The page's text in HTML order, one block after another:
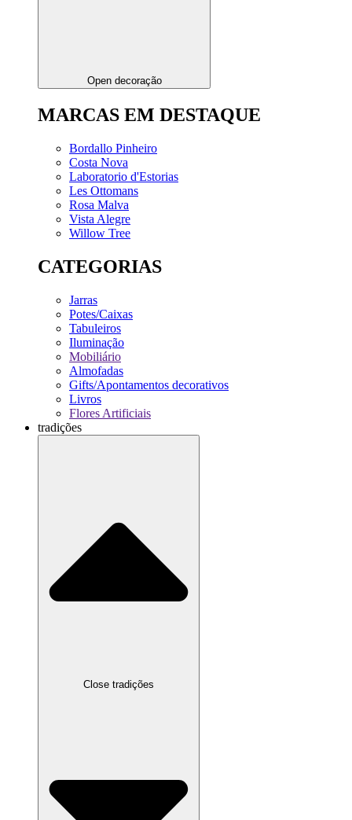
Open decoração
MARCAS EM DESTAQUE
Bordallo Pinheiro
Costa Nova
Laboratorio d'Estorias
Les Ottomans
Rosa Malva
Vista Alegre
Willow Tree
CATEGORIAS
Jarras
Potes/Caixas
Tabuleiros
Iluminação
Mobiliário
Almofadas
Gifts/Apontamentos decorativos
Livros
Flores Artificiais
tradições
Close tradições